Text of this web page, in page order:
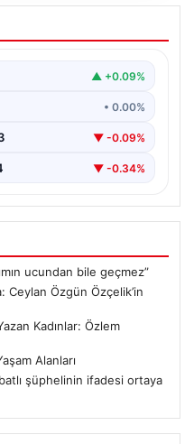
Bir İmza:
Unutulmaz
ve etkileyici bir anlatım
▲ +0.09%
• 0.00%
▼ -0.09%
▼ -0.34%
ucundan bile geçmez”
Ceylan Özgün Özçelik’in
Kadınlar: Özlem
Alanları
şüphelinin ifadesi ortaya